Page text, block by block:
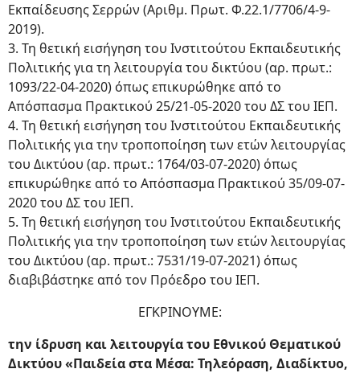
Εκπαίδευσης Σερρών (Αριθμ. Πρωτ. Φ.22.1/7706/4-9-
2019).
3. Τη θετική εισήγηση του Ινστιτούτου Εκπαιδευτικής
Πολιτικής για τη λειτουργία του δικτύου (αρ. πρωτ.:
1093/22-04-2020) όπως επικυρώθηκε από το
Απόσπασμα Πρακτικού 25/21-05-2020 του ΔΣ του ΙΕΠ.
4. Τη θετική εισήγηση του Ινστιτούτου Εκπαιδευτικής
Πολιτικής για την τροποποίηση των ετών λειτουργίας
του Δικτύου (αρ. πρωτ.: 1764/03-07-2020) όπως
επικυρώθηκε από το Απόσπασμα Πρακτικού 35/09-07-
2020 του ΔΣ του ΙΕΠ.
5. Τη θετική εισήγηση του Ινστιτούτου Εκπαιδευτικής
Πολιτικής για την τροποποίηση των ετών λειτουργίας
του Δικτύου (αρ. πρωτ.: 7531/19-07-2021) όπως
διαβιβάστηκε από τον Πρόεδρο του ΙΕΠ.
ΕΓΚΡΙΝΟΥΜΕ:
την ίδρυση και λειτουργία του Εθνικού Θεματικού
Δικτύου «Παιδεία στα Μέσα: Τηλεόραση, Διαδίκτυο,